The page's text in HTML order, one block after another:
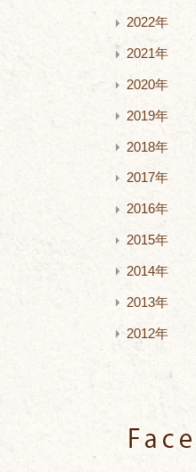
2022年
2021年
2020年
2019年
2018年
2017年
2016年
2015年
2014年
2013年
2012年